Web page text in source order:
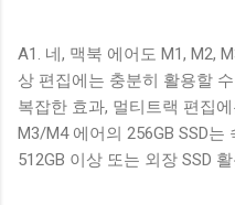
A1. 네, 맥북 에어도 M1, M2,
상 편집에는 충분히 활용할
복잡한 효과, 멀티트랙 편집
M3/M4 에어의 256GB SSD
512GB 이상 또는 외장 SSD